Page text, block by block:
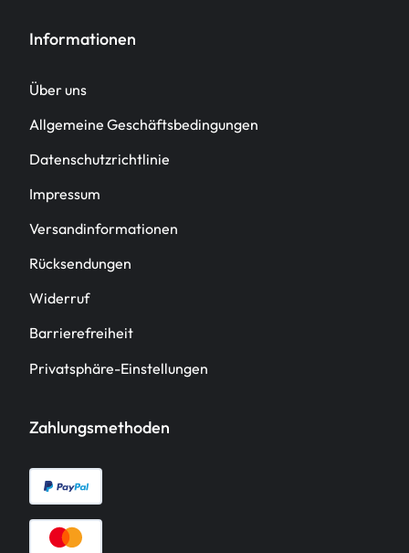
Informationen
Über uns
Allgemeine Geschäftsbedingungen
Datenschutzrichtlinie
Impressum
Versandinformationen
Rücksendungen
Widerruf
Barrierefreiheit
Privatsphäre-Einstellungen
Zahlungsmethoden